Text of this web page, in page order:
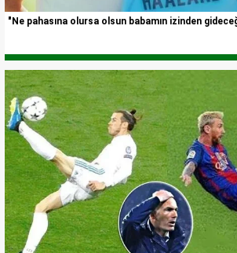
"Ne pahasına olursa olsun babamın izinden